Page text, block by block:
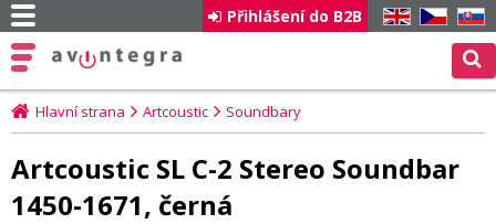
EN CZ SK
Přihlášení do B2B
Hlavní strana Artcoustic Soundbary
Artcoustic SL C-2 Stereo Soundbar
1450-1671, černá